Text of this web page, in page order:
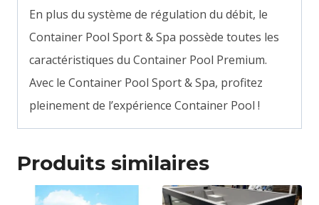
En plus du système de régulation du débit, le
Container Pool Sport & Spa possède toutes les
caractéristiques du Container Pool Premium.
Avec le Container Pool Sport & Spa, profitez
pleinement de l’expérience Container Pool !
Produits similaires